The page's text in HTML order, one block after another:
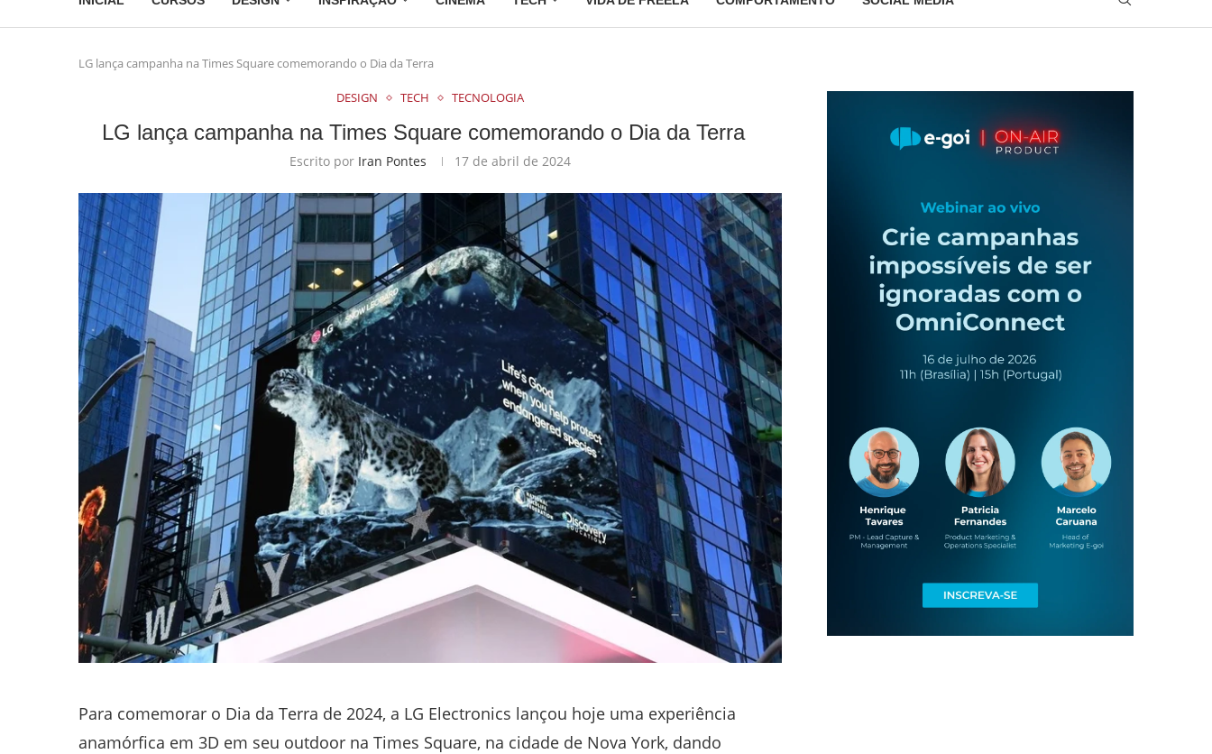
LG lança campanha na Times Square comemorando o Dia da Terra
DESIGN TECH TECNOLOGIA
LG lança campanha na Times Square comemorando o Dia da Terra
Escrito por Iran Pontes 17 de abril de 2024
Para comemorar o Dia da Terra de 2024, a LG Electronics lançou hoje uma experiência
anamórfica em 3D em seu outdoor na Times Square, na cidade de Nova York, dando